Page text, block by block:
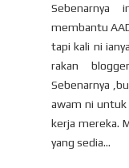
Sebenarnya
membantu
tapi kali ni
rakan
Sebenarnya
awam ni untuk
kerja mereka.
yang sedia...